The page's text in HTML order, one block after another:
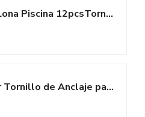
Tornillos Lona Piscina 12pcsTornillos Anclaje para Piscinas Tornillos de...
PisciHogar Tornillo de Anclaje para Lona, cobertor de Piscina. 100% INOX...